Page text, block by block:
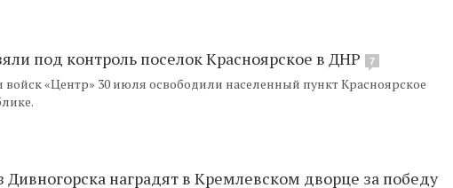
под контроль поселок Красноярское в ДНР 7
«Центр» 30 июля освободили населенный пункт Красноярское
наградят в Кремлевском дворце за победу